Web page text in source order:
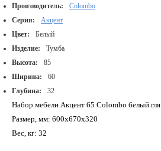
Производитель:
Colombo
Серия:
Акцент
Цвет:
Белый
Изделие:
Тумба
Высота:
85
Ширина:
60
Глубина:
32
Набор мебели Акцент 65 Colombo белый
Размер, мм: 600x670x320
Вес, кг: 32